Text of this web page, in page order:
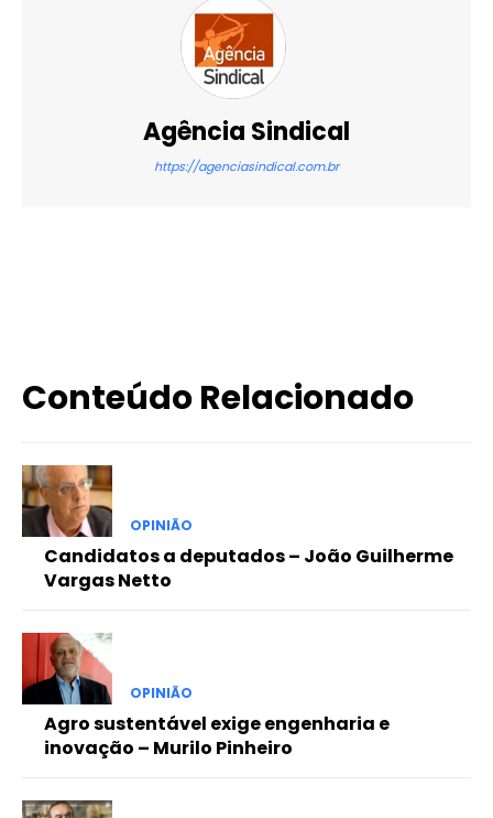
Agência Sindical
https://agenciasindical.com.br
Conteúdo Relacionado
OPINIÃO
Candidatos a deputados – João Guilherme
Vargas Netto
OPINIÃO
Agro sustentável exige engenharia e
inovação – Murilo Pinheiro